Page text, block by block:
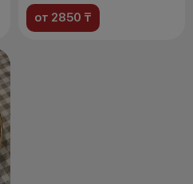
от 2850 ₸